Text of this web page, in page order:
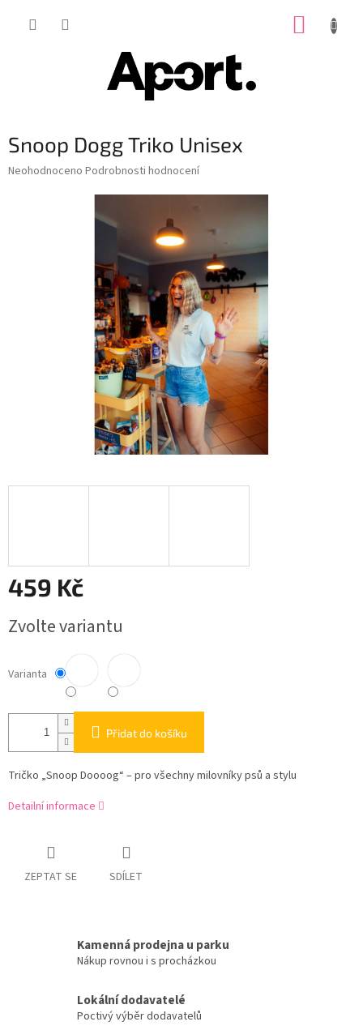
Snoop Dogg Triko Unisex
Průměrné
Neohodnoceno Podrobnosti hodnocení
459 Kč
cena:
Zvolte variantu
Varianta
Přidat do košíku
Tričko „Snoop Doooog“ – pro všechny milovníky psů a stylu
Detailní informace
ZEPTAT SE SDÍLET
Kamenná prodejna u parku
Nákup rovnou i s procházkou
Lokální dodavatelé
Poctivý výběr dodavatelů